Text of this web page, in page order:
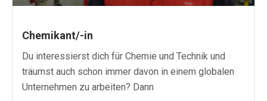
Chemikant/-in
Du interessierst dich für Chemie und Technik und
träumst auch schon immer davon in einem globalen
Unternehmen zu arbeiten? Dann